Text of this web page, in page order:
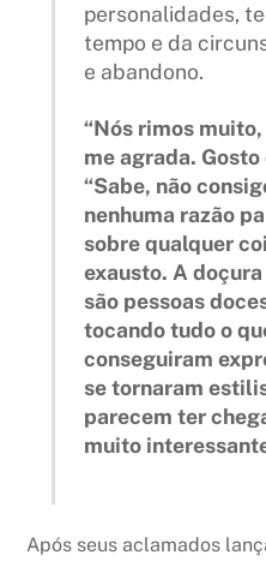
personalidades,
tempo e da
e abandono.
“Nós rimos
me agrada.
“Sabe, não
nenhuma razão
sobre qualquer
exausto. A
são pessoas
tocando tudo o
conseguiram
se tornaram
parecem ter
muito
Após seus aclamados